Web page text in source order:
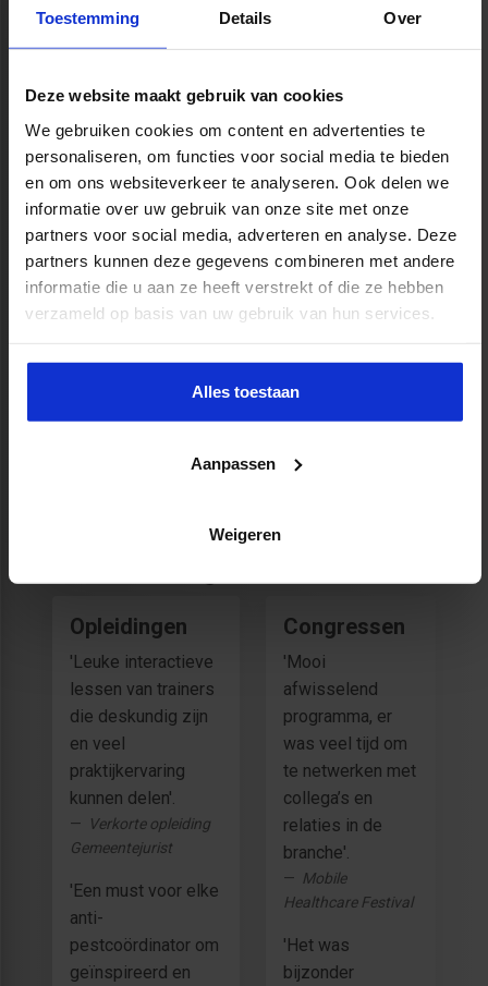
Toestemming Details Over
Deze website maakt gebruik van cookies
We gebruiken cookies om content en advertenties te
personaliseren, om functies voor social media te bieden
en om ons websiteverkeer te analyseren. Ook delen we
informatie over uw gebruik van onze site met onze
partners voor social media, adverteren en analyse. Deze
partners kunnen deze gegevens combineren met andere
informatie die u aan ze heeft verstrekt of die ze hebben
verzameld op basis van uw gebruik van hun services.
Alles toestaan
Aanpassen
Weigeren
Opleidingen
'Leuke interactieve
lessen van trainers
die deskundig zijn
en veel
praktijkervaring
kunnen delen'.
Verkorte opleiding
Gemeentejurist
'Een must voor elke
anti-
pestcoördinator om
geïnspireerd en
Congressen
'Mooi
afwisselend
programma, er
was veel tijd om
te netwerken met
collega’s en
relaties in de
branche'.
Mobile
Healthcare Festival
'Het was
bijzonder